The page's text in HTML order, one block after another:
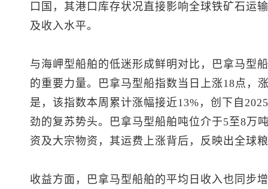
口国，其港口库存状况直接影响全球铁矿石运
及收入水平。
与海岬型船舶的低迷形成鲜明对比，巴拿马型
的重要力量。巴拿马型船指数当日上涨18点，
是，该指数本周累计涨幅接近13%，创下自
劲的复苏势头。巴拿马型船舶吨位介于5至8万
资及大宗物资，其运费上涨背后，反映出全球
收益方面，巴拿马型船舶的平均日收入也同步